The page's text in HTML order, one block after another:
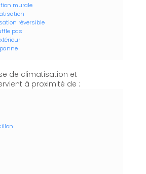
murale
réversible
pas
de climatisation et
à proximité de :